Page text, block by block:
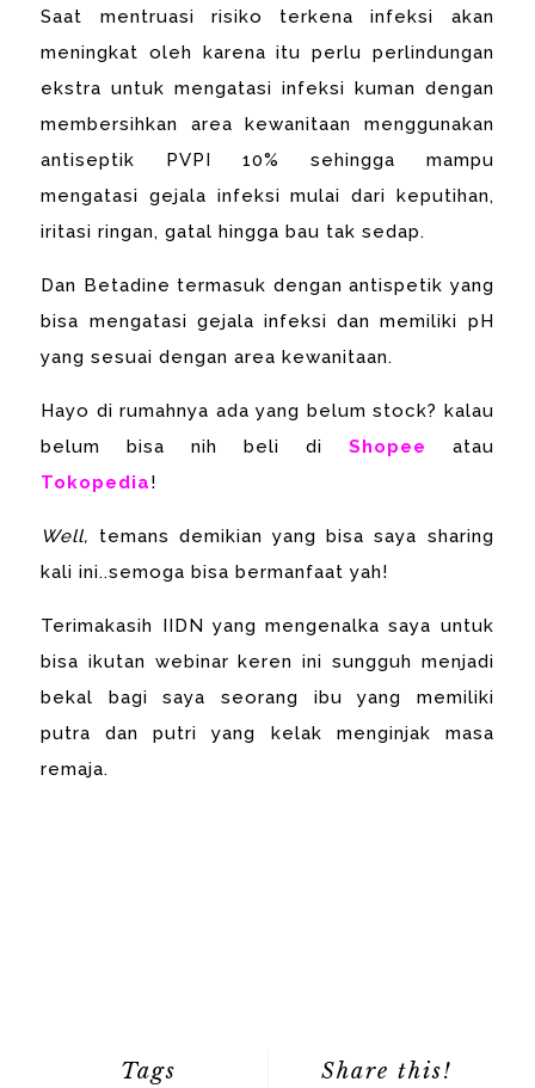
Saat mentruasi risiko terkena infeksi akan
meningkat oleh karena itu perlu perlindungan
ekstra untuk mengatasi infeksi kuman dengan
membersihkan area kewanitaan menggunakan
antiseptik PVPI 10% sehingga mampu
mengatasi gejala infeksi mulai dari keputihan,
iritasi ringan, gatal hingga bau tak sedap.
Dan Betadine termasuk dengan antispetik yang
bisa mengatasi gejala infeksi dan memiliki pH
yang sesuai dengan area kewanitaan.
Hayo di rumahnya ada yang belum stock? kalau
belum bisa nih beli di Shopee atau
Tokopedia!
Well, temans demikian yang bisa saya sharing
kali ini..semoga bisa bermanfaat yah!
Terimakasih IIDN yang mengenalka saya untuk
bisa ikutan webinar keren ini sungguh menjadi
bekal bagi saya seorang ibu yang memiliki
putra dan putri yang kelak menginjak masa
remaja.
Share this!
Tags